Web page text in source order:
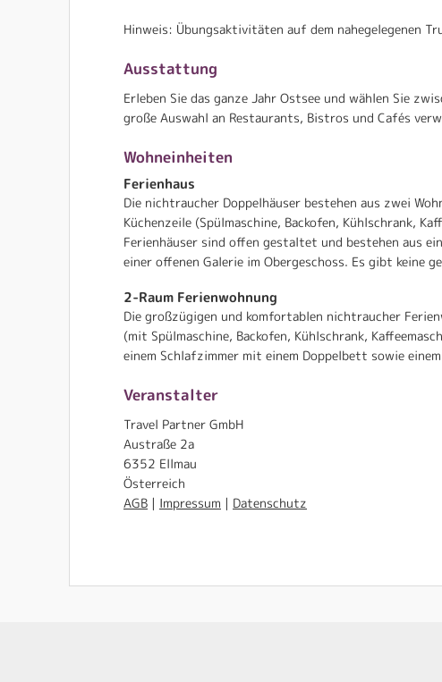
Hinweis: Übungsaktivitäten auf dem nahegelegenen
Ausstattung
Erleben Sie das ganze Jahr Ostsee und wählen Sie
große Auswahl an Restaurants, Bistros und Cafés
Wohneinheiten
Ferienhaus
Die nichtraucher Doppelhäuser bestehen aus zwei
Küchenzeile (Spülmaschine, Backofen, Kühlschrank,
Ferienhäuser sind offen gestaltet und bestehen aus
einer offenen Galerie im Obergeschoss. Es gibt keine
2-Raum Ferienwohnung
Die großzügigen und komfortablen nichtraucher
(mit Spülmaschine, Backofen, Kühlschrank,
einem Schlafzimmer mit einem Doppelbett sowie
Veranstalter
Travel Partner GmbH
Austraße 2a
6352 Ellmau
Österreich
AGB | Impressum | Datenschutz